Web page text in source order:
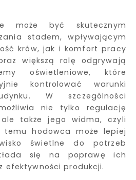
może być skutecznym
stadem, wpływającym
krów, jak i komfort pracy
większą rolę odgrywają
oświetleniowe, które
kontrolować warunki
W szczególności
nie tylko regulację
ale także jego widma, czyli
temu hodowca może lepiej
świetlne do potrzeb
się na poprawę ich
efektywności produkcji.